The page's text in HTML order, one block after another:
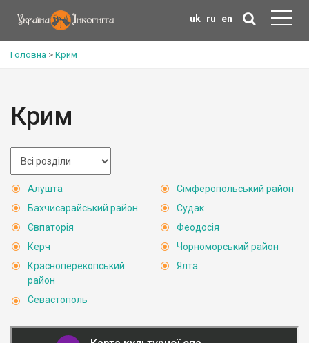
uk ru en
Головна > Крим
Крим
Алушта
Бахчисарайський район
Євпаторія
Керч
Красноперекопський
район
Севастополь
Сімферопольський район
Судак
Феодосія
Чорноморський район
Ялта